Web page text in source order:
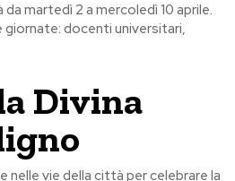
martedì 2 a mercoledì 10 aprile.
giornate: docenti universitari,
Divina
vie della città per celebrare la